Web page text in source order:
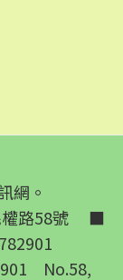
網。
權路58號 ■
No.58,